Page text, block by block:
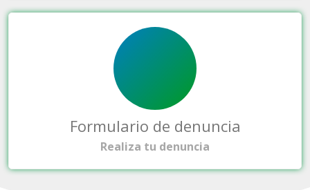
Formulario de denuncia
Realiza tu denuncia